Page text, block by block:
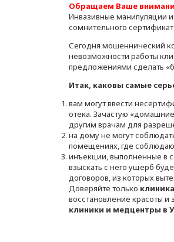
Обращаем Ваше
Инвазивные манипуляции
сомнительного
Сегодня мошеннический
невозможности работы
предложениями сделать
Итак, каковы самые
вам могут ввести
отека. Зачастую
другим врачам для
на дому не могут
помещениях, где
инъекции, выполненные в
взыскать с него ущерб
договоров, из которых
Доверяйте только
восстановление красоты
клиники и медцентры в